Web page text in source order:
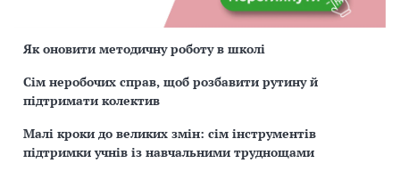
Як оновити методичну роботу в школі
Сім неробочих справ, щоб розбавити рутину й
підтримати колектив
Малі кроки до великих змін: сім інструментів
підтримки учнів із навчальними труднощами